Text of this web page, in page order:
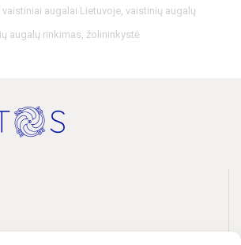
vaistiniai augalai Lietuvoje, vaistinių augalų
augalų rinkimas, žolininkystė